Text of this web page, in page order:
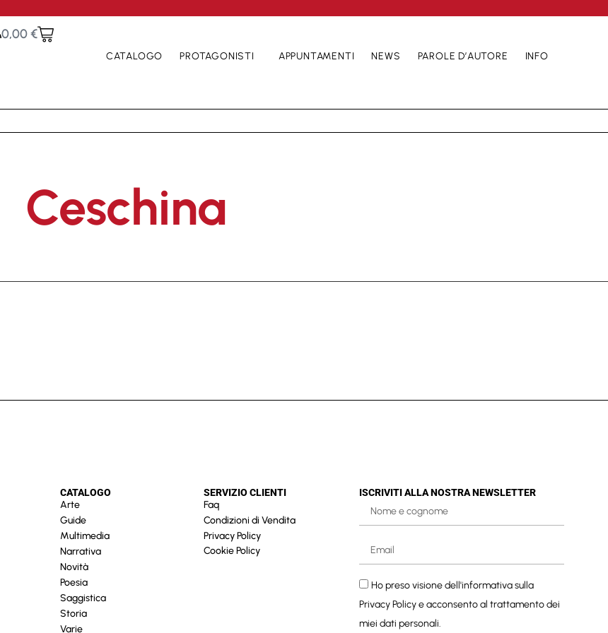
0,00€
CATALOGO PROTAGONISTI APPUNTAMENTI NEWS PAROLE D’AUTORE INFO
Ceschina
CATALOGO
Arte
Guide
Multimedia
Narrativa
Novità
Poesia
Saggistica
Storia
Varie
SERVIZIO CLIENTI
Faq
Condizioni di Vendita
Privacy Policy
Cookie Policy
ISCRIVITI ALLA NOSTRA NEWSLETTER
Ho preso visione dell'informativa sulla
Privacy Policye acconsento al trattamento dei
miei dati personali.